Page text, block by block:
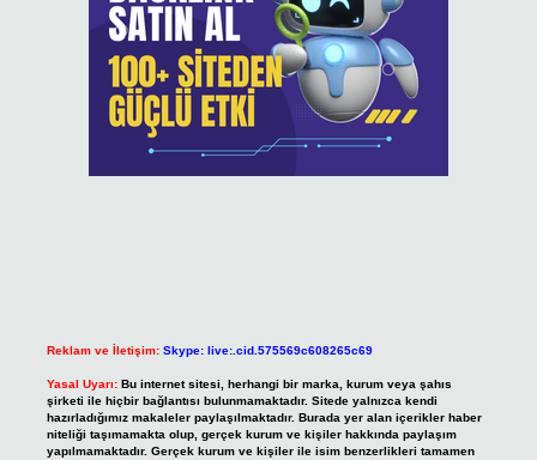
Reklam ve İletişim: Skype: live:.cid.575569c608265c69
Yasal Uyarı: Bu internet sitesi, herhangi bir marka, kurum veya şahıs
şirketi ile hiçbir bağlantısı bulunmamaktadır. Sitede yalnızca kendi
hazırladığımız makaleler paylaşılmaktadır. Burada yer alan içerikler haber
niteliği taşımamakta olup, gerçek kurum ve kişiler hakkında paylaşım
yapılmamaktadır. Gerçek kurum ve kişiler ile isim benzerlikleri tamamen